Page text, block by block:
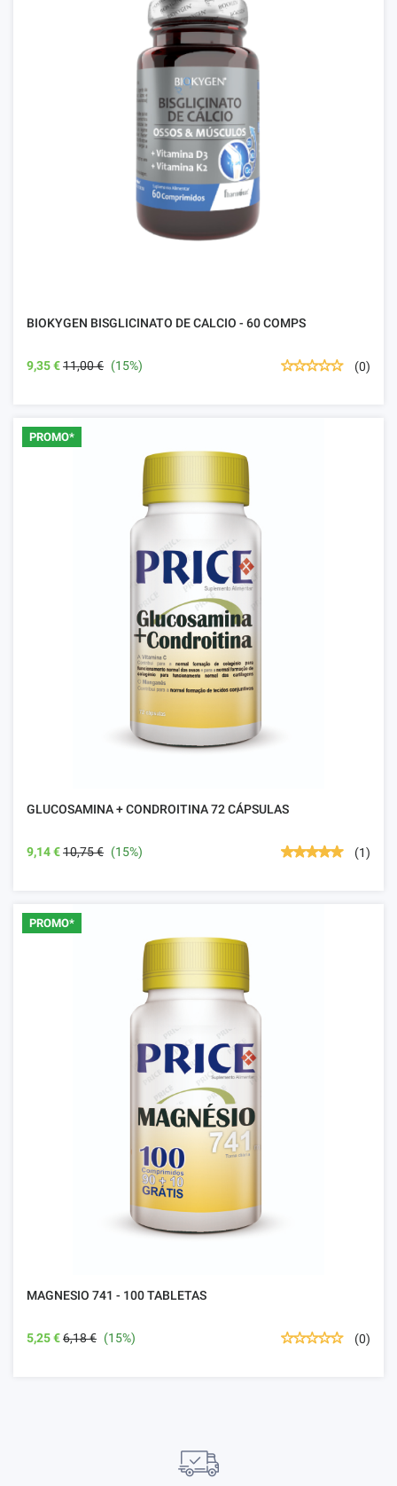
BIOKYGEN BISGLICINATO DE CALCIO - 60 COMPS
9,35 €11,00 € (15%) (0)
PROMO*
GLUCOSAMINA + CONDROITINA 72 CÁPSULAS
9,14 €10,75 € (15%) (1)
PROMO*
MAGNESIO 741 - 100 TABLETAS
5,25 €6,18 € (15%) (0)